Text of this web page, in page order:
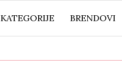
KATEGORIJE BRENDOVI